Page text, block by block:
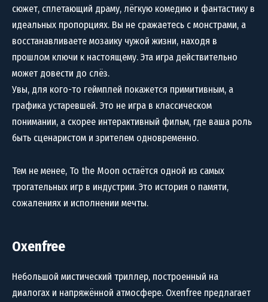
сюжет, сплетающий драму, лёгкую комедию и фантастику в
идеальных пропорциях. Вы не сражаетесь с монстрами, а
восстанавливаете мозаику чужой жизни, находя в
прошлом ключи к настоящему. Эта игра действительно
может довести до слёз.
Увы, для кого-то геймплей покажется примитивным, а
графика устаревшей. Это не игра в классическом
понимании, а скорее интерактивный фильм, где ваша роль
быть сценаристом и зрителем одновременно.
Тем не менее, To the Moon остаётся одной из самых
трогательных игр в индустрии. Это история о памяти,
сожалениях и исполнении мечты.
Oxenfree
Небольшой мистический триллер, построенный на
диалогах и напряжённой атмосфере. Oxenfree предлагает